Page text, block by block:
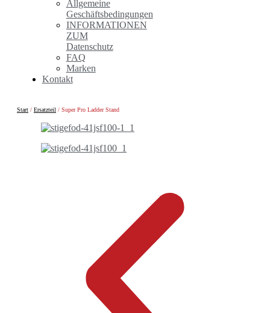
Allgemeine
Geschäftsbedingungen
INFORMATIONEN
ZUM
Datenschutz
FAQ
Marken
Kontakt
Start / Ersatzteil / Super Pro Ladder Stand